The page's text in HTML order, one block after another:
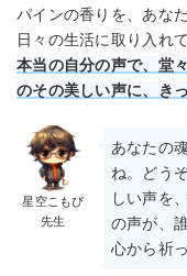
パインの香りを、あな
日々の生活に取り入れ
本当の自分の声で、堂
のその美しい声に、き
星空こもぴ
先生
あなたの
ね。どう
しい声を
の声が、
心から祈